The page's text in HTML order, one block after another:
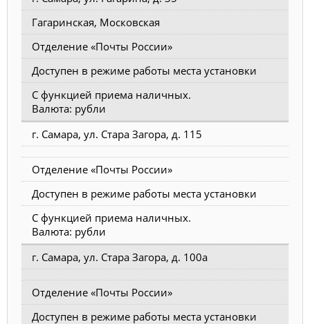
Гагаринская, Московская
Отделение «Почты России»
Доступен в режиме работы места установки
С функцией приема наличных.
Валюта: рубли
г. Самара, ул. Стара Загора, д. 115
Отделение «Почты России»
Доступен в режиме работы места установки
С функцией приема наличных.
Валюта: рубли
г. Самара, ул. Стара Загора, д. 100а
Отделение «Почты России»
Доступен в режиме работы места установки